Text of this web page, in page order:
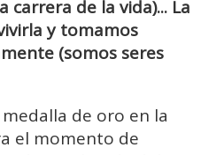
carrera de la vida)... La
y tomamos
(somos seres
de oro en la
el momento de